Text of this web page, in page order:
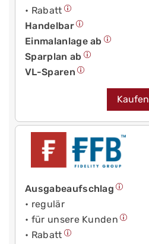
• Rabatt
Handelbar
Einmalanlage ab
Sparplan ab
VL-Sparen
Kaufen
Ausgabeaufschlag
• regulär
• für unsere Kunden
• Rabatt